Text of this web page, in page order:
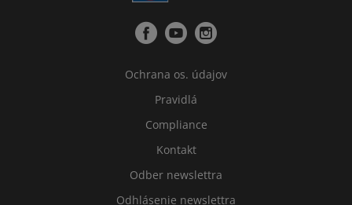
Ochrana os. údajov
Pravidlá
Compliance
Kontakt
Odber newslettra
Odhlásenie newslettra